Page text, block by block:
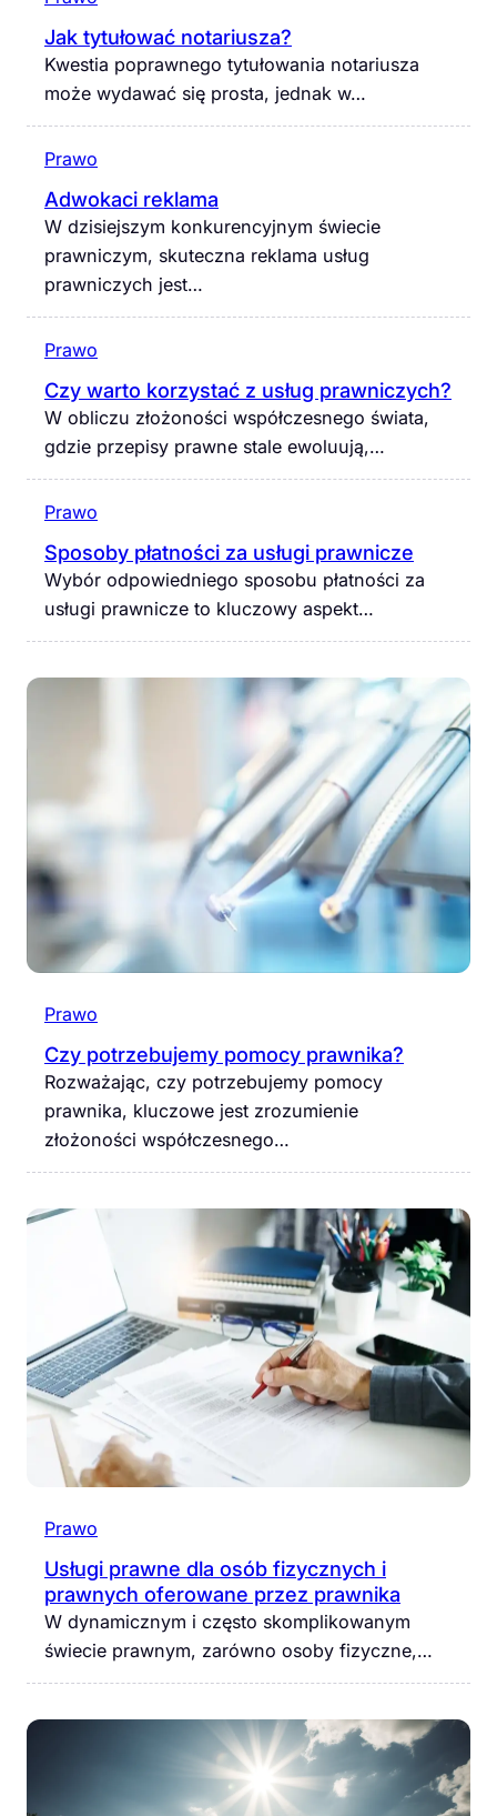
Jak tytułować notariusza?
Kwestia poprawnego tytułowania notariusza
może wydawać się prosta, jednak w…
Prawo
Adwokaci reklama
W dzisiejszym konkurencyjnym świecie
prawniczym, skuteczna reklama usług
prawniczych jest…
Prawo
Czy warto korzystać z usług prawniczych?
W obliczu złożoności współczesnego świata,
gdzie przepisy prawne stale ewoluują,…
Prawo
Sposoby płatności za usługi prawnicze
Wybór odpowiedniego sposobu płatności za
usługi prawnicze to kluczowy aspekt…
Prawo
Czy potrzebujemy pomocy prawnika?
Rozważając, czy potrzebujemy pomocy
prawnika, kluczowe jest zrozumienie
złożoności współczesnego…
Prawo
Usługi prawne dla osób fizycznych i
prawnych oferowane przez prawnika
W dynamicznym i często skomplikowanym
świecie prawnym, zarówno osoby fizyczne,…